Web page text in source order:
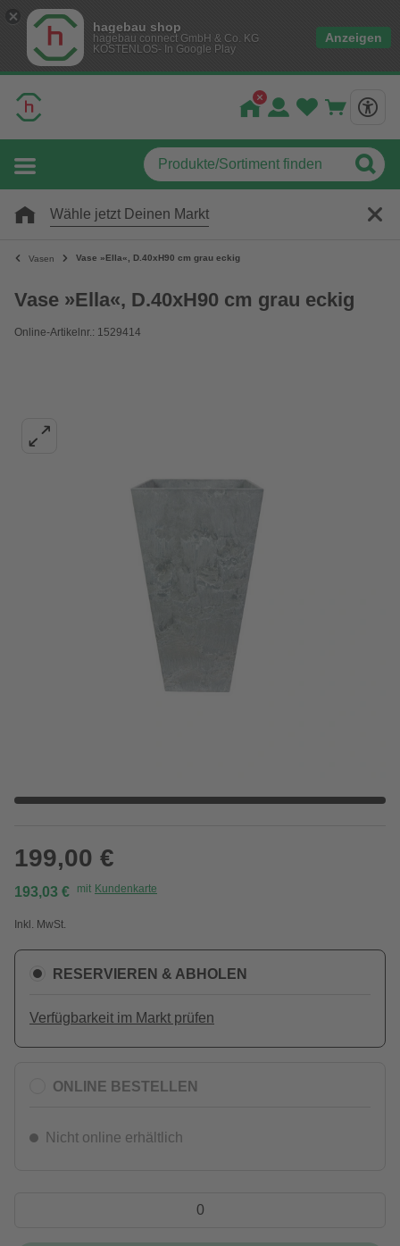
hagebau shop
hagebau connect GmbH & Co. KG
KOSTENLOS- In Google Play
Anzeigen
Wähle jetzt Deinen Markt
Vasen Vase »Ella«, D.40xH90 cm grau eckig
Vase »Ella«, D.40xH90 cm grau eckig
Online-Artikelnr.: 1529414
199,00 €
193,03 € mit Kundenkarte
Inkl. MwSt.
RESERVIEREN & ABHOLEN
Verfügbarkeit im Markt prüfen
ONLINE BESTELLEN
Nicht online erhältlich